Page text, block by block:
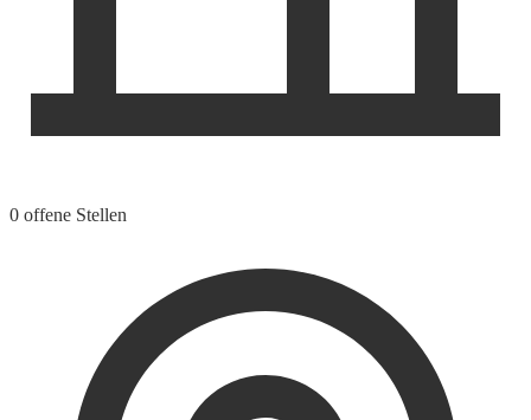
0 offene Stellen